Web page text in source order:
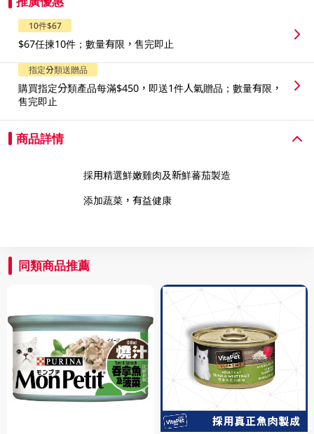
10件$67
$67任揀10件；數量有限，售完即止
指定分類送贈品
購買指定分類產品每滿$450，即送1件人氣贈品；數量有限，
售完即止
商品詳情
採用精選鮮嫩雞肉及新鮮蕃茄製造
添加蔬菜，有益健康
同類商品推薦